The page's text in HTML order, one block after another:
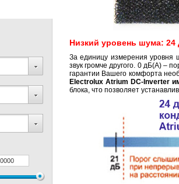
Низкий уровень шума: 24
За единицу измерения уровня
звук громче другого. 0 дБ(А) –
гарантии Вашего комфорта
Electrolux Atrium DC-Inverter
блока, что позволяет